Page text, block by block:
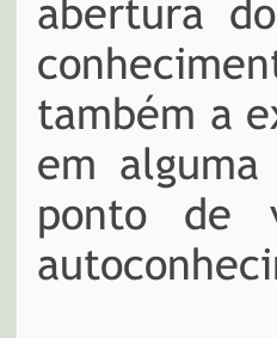
abertura
também a
em
ponto de